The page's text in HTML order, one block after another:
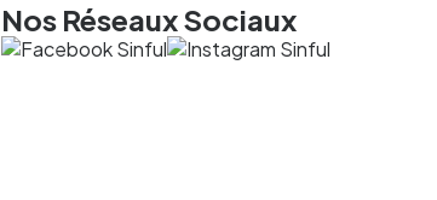
Nos Réseaux Sociaux